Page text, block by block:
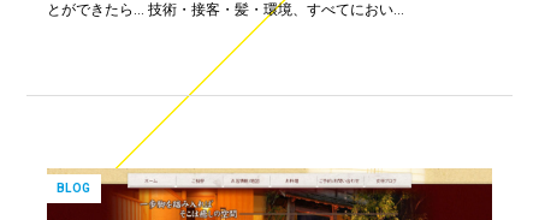
とができたら… 技術・接客・髪・環境、すべてにおい…
BLOG